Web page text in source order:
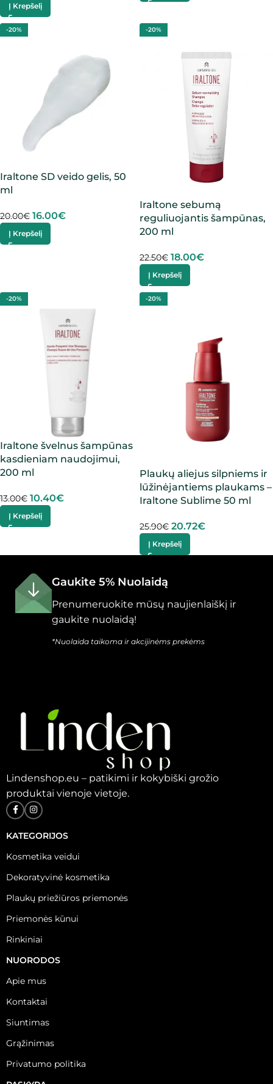
Į Krepšelį
-20%
Iraltone SD veido gelis, 50
ml
20.00€ 16.00€
Į Krepšelį
-20%
Iraltone sebumą
reguliuojantis šampūnas,
200 ml
22.50€ 18.00€
Į Krepšelį
-20%
Iraltone švelnus šampūnas
kasdieniam naudojimui,
200 ml
13.00€ 10.40€
Į Krepšelį
-20%
Plaukų aliejus silpniems ir
lūžinėjantiems plaukams –
Iraltone Sublime 50 ml
25.90€ 20.72€
Į Krepšelį
Gaukite 5% Nuolaidą
Prenumeruokite mūsų naujienlaiškį ir
gaukite nuolaidą!
*Nuolaida taikoma ir akcijinėms prekėms
Lindenshop.eu – patikimi ir kokybiški grožio
produktai vienoje vietoje.
KATEGORIJOS
Kosmetika veidui
Dekoratyvinė kosmetika
Plaukų priežiūros priemonės
Priemonės kūnui
Rinkiniai
NUORODOS
Apie mus
Kontaktai
Siuntimas
Grąžinimas
Privatumo politika